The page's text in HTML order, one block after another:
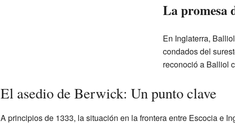
La promesa
En Inglaterra,
condados del
reconoció a Balliol
El asedio de Berwick: Un punto clave
A principios de 1333, la situación en la frontera entre Escocia e